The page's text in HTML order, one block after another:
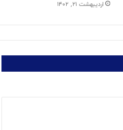
اردیبهشت ۲۱, ۱۴۰۲